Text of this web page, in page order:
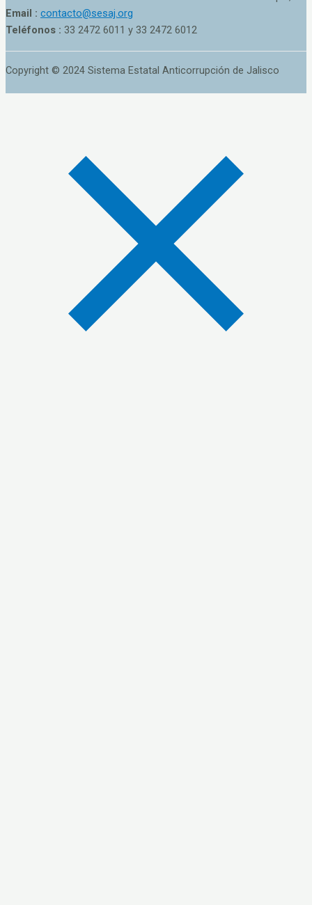
Email : contacto@sesaj.org
Teléfonos : 33 2472 6011 y 33 2472 6012
Copyright © 2024 Sistema Estatal Anticorrupción de Jalisco